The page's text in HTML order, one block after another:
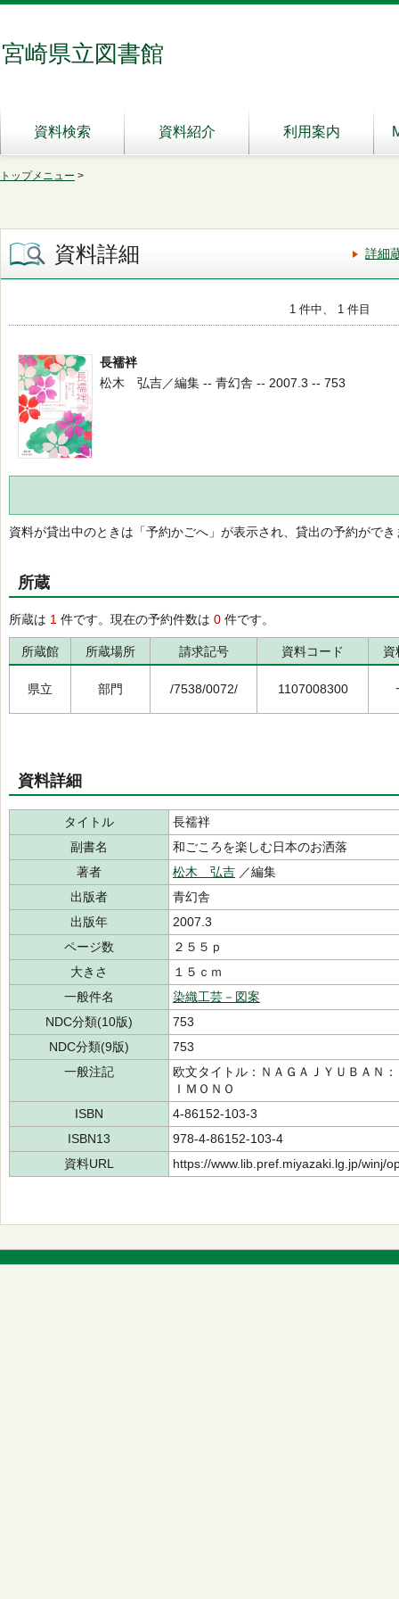
宮崎県立図書館
資料検索 資料紹介 利用案内
トップメニュー >
資料詳細 詳細
1 件中、 1 件目
長襦袢
松木 弘吉／編集 -- 青幻舎 -- 2007.3 -- 753
資料が貸出中のときは「予約かごへ」が表示され、貸出の予約ができ
所蔵
所蔵は 1 件です。現在の予約件数は 0 件です。
所蔵館 所蔵場所 請求記号 資料コード 資
県立 部門 /7538/0072/ 1107008300
資料詳細
タイトル
長襦袢
副書名
和ごころを楽しむ日本のお洒落
著者
松木 弘吉 ／編集
出版者
青幻舎
出版年
2007.3
ページ数
２５５ｐ
大きさ
１５ｃｍ
一般件名
染織工芸－図案
NDC分類(10版)
753
NDC分類(9版)
753
一般注記
欧文タイトル：ＮＡＧＡＪＹＵＢＡ
ＩＭＯＮＯ
ISBN
4-86152-103-3
ISBN13
978-4-86152-103-4
資料URL
https://www.lib.pref.miyazaki.lg.jp/winj/